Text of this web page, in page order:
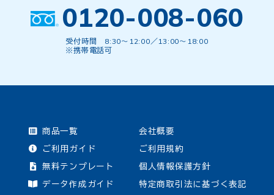
0120-008-060
受付時間 8:30〜12:00／13:00〜18:00
※携帯電話可
商品一覧
ご利用ガイド
無料テンプレート
データ作成ガイド
会社概要
ご利用規約
個人情報保護方針
特定商取引法に基づく表記